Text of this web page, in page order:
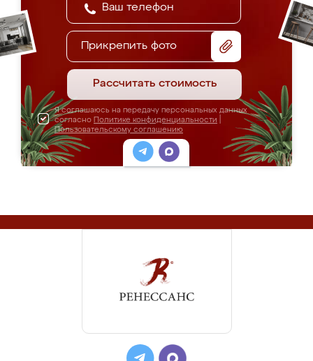
Прикрепить фото
Рассчитать стоимость
Я соглашаюсь на передачу персональных данных
согласно Политике конфиденциальности
Пользовательскому соглашению